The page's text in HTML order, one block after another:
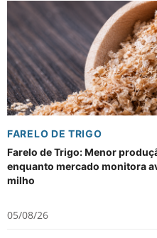
FARELO DE TRIGO
Farelo de Trigo: Menor
enquanto mercado monitora
milho
05/08/26